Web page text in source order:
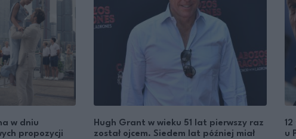
w dniu
propozycji
Hugh Grant w wieku 51 lat pierwszy raz
został ojcem. Siedem lat później miał
u